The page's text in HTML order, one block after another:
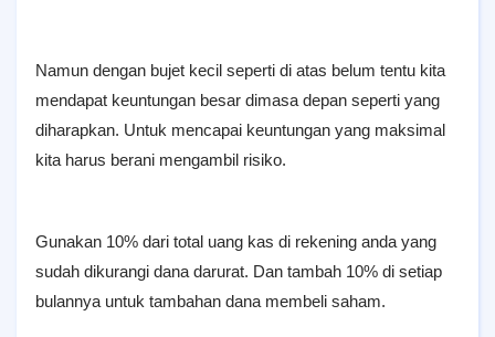
Namun dengan bujet kecil seperti di atas belum tentu kita
mendapat keuntungan besar dimasa depan seperti yang
diharapkan. Untuk mencapai keuntungan yang maksimal
kita harus berani mengambil risiko.
Gunakan 10% dari total uang kas di rekening anda yang
sudah dikurangi dana darurat. Dan tambah 10% di setiap
bulannya untuk tambahan dana membeli saham.